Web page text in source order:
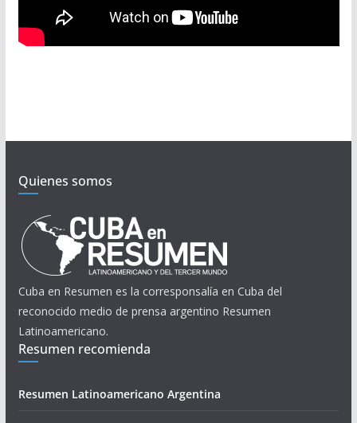
Quienes somos
Cuba en Resumen es la corresponsalía en Cuba del
reconocido medio de prensa argentino Resumen
Latinoamericano.
Resumen recomienda
Resumen Latinoamericano Argentina